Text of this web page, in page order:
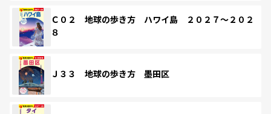
Ｃ０２ 地球の歩き方 ハワイ島 ２０２７～２０２
８
Ｊ３３ 地球の歩き方 墨田区